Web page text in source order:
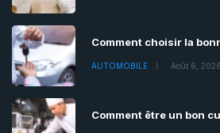
Comment choisir la
AUTOMOBILE Août 6, 2026
Comment être un bon